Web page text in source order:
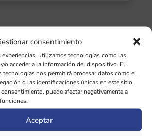
consentimiento
experiencias, utilizamos tecnologías como las
o acceder a la información del dispositivo. El
tecnologías nos permitirá procesar datos como el
o las identificaciones únicas en este sitio.
puede afectar negativamente a
Aceptar
guía completa de
cerebrales y sus